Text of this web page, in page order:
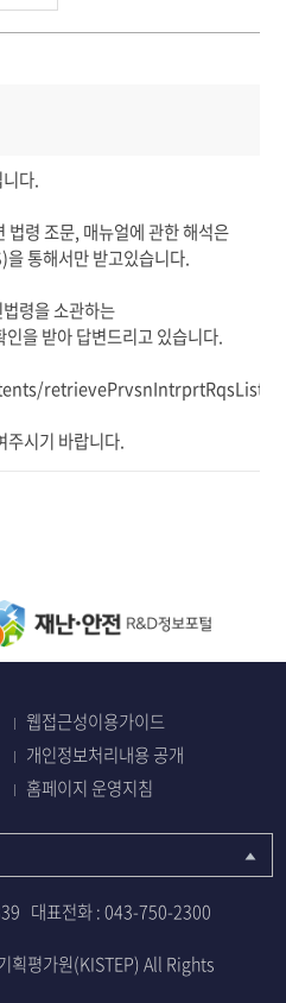
다.
법령 조문, 매뉴얼에 관한 해석은
통해서만 받고있습니다.
령을 소관하는
을 받아 답변드리고 있습니다.
주시기 바랍니다.
웹접근성이용가이드
개인정보처리내용 공개
홈페이지 운영지침
대표전화 :043-750-2300
평가원(KISTEP) All Rights